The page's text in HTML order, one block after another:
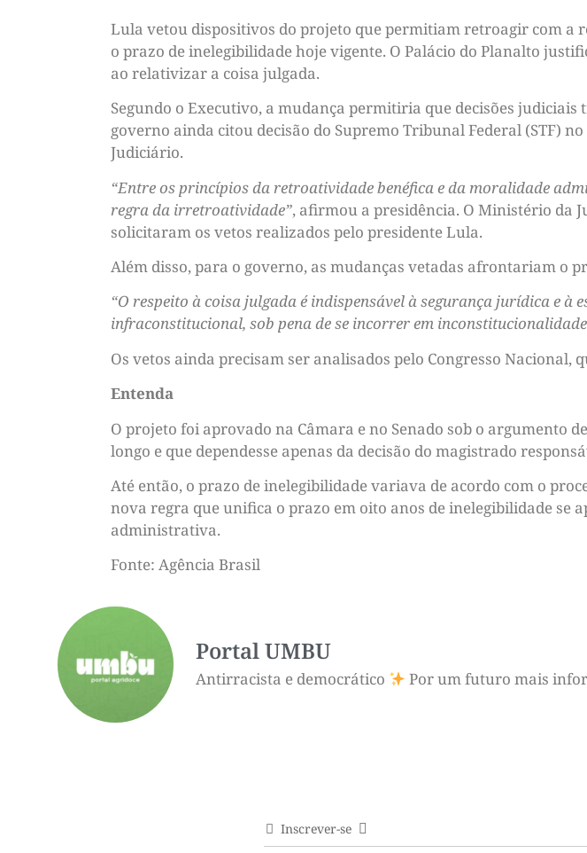
Lula vetou dispositivos do projeto que permitiam retroagir com a
o prazo de inelegibilidade hoje vigente. O Palácio do Planalto
ao relativizar a coisa julgada.
Segundo o Executivo, a mudança permitiria que decisões
governo ainda citou decisão do Supremo Tribunal Federal (STF)
Judiciário.
“Entre os princípios da retroatividade benéfica e da moralidade
regra da irretroatividade”, afirmou a presidência. O Ministério da
solicitaram os vetos realizados pelo presidente Lula.
Além disso, para o governo, as mudanças vetadas afrontariam o
“O respeito à coisa julgada é indispensável à segurança jurídica e
infraconstitucional, sob pena de se incorrer em
Os vetos ainda precisam ser analisados pelo Congresso
Entenda
O projeto foi aprovado na Câmara e no Senado sob o argumento
longo e que dependesse apenas da decisão do magistrado
Até então, o prazo de inelegibilidade variava de acordo com o
nova regra que unifica o prazo em oito anos de inelegibilidade
administrativa.
Fonte: Agência Brasil
Portal UMBU
Antirracista e democrático Por um futuro mais
Inscrever-se